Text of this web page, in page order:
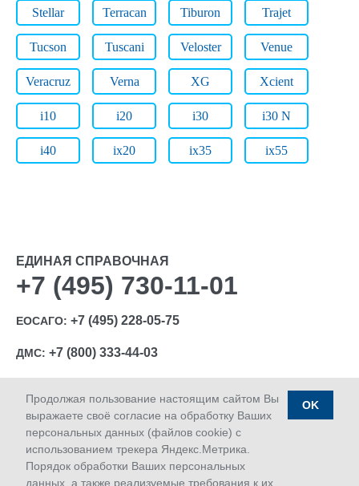
Stellar Terracan Tiburon Trajet
Tucson Tuscani Veloster Venue
Veracruz Verna XG Xcient
i10 i20 i30 i30 N
i40 ix20 ix35 ix55
Продолжая пользование настоящим сайтом Вы
выражаете своё согласие на обработку Ваших
персональных данных (файлов cookie) с
использованием трекера Яндекс.Метрика.
Порядок обработки Ваших персональных
данных, а также реализуемые требования к их
OK
ЕДИНАЯ СПРАВОЧНАЯ
+7 (495) 730-11-01
ЕОСАГО: +7 (495) 228-05-75
ДМС: +7 (800) 333-44-03
Ⓒ 1992-2026 АО «МАКС»
Лицензии Банка России: ОС № 1427-03, ОС № 1427-04,
ОС № 1427-05, СЛ № 1427, СИ № 1427, ПС № 1427 от